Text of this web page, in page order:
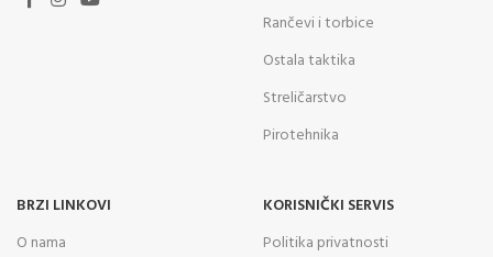
Rančevi i torbice
Ostala taktika
Streličarstvo
Pirotehnika
BRZI LINKOVI
O nama
KORISNIČKI SERVIS
Politika privatnosti